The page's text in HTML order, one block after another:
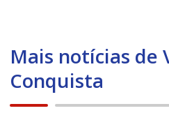
Mais notícias de
Conquista